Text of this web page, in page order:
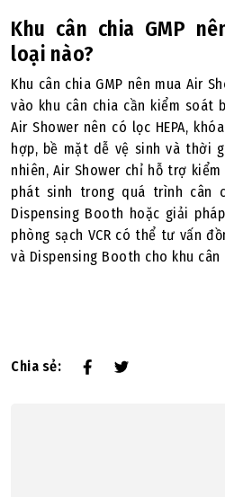
Khu cân chia GMP
loại nào?
Khu cân chia GMP nên mua Air
vào khu cân chia cần kiểm soát
Air Shower nên có lọc HEPA,
hợp, bề mặt dễ vệ sinh và thời
nhiên, Air Shower chỉ hỗ trợ
phát sinh trong quá trình cân
Dispensing Booth hoặc giải
phòng sạch VCR có thể tư vấn
và Dispensing Booth cho khu cân
Chia sẻ: